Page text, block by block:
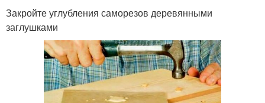
Закройте углубления саморезов деревянными
заглушками